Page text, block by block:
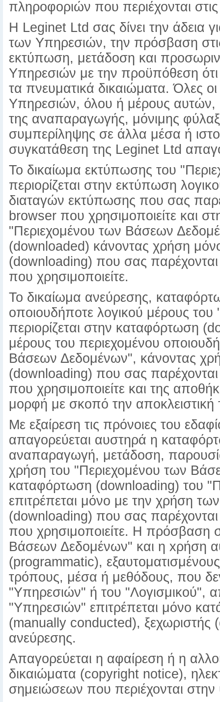
πληροφοριών που περιέχονται
Η Leginet Ltd σας δίνει την άδεια
των Υπηρεσιών, την πρόσβαση
εκτύπωση, μετάδοση και
Υπηρεσιών με την προϋπόθεση
τα πνευματικά δικαιώματα. Όλες
Υπηρεσιών, όλου ή μέρους αυτών,
της αναπαραγωγής, μόνιμης
συμπερίληψης σε άλλα μέσα ή
συγκατάθεση της Leginet Ltd
Το δικαίωμα εκτύπωσης του
περιορίζεται στην εκτύπωση
διαταγών εκτύπωσης που σας
browser που χρησιμοποιείτε και
"Περιεχομένου των Βάσεων
(downloaded) κάνοντας χρήση
(downloading) που σας
που χρησιμοποιείτε.
Το δικαίωμα ανεύρεσης,
οποιουδήποτε λογικού μέρους
περιορίζεται στην καταφόρτωση
μέρους του περιεχομένου
Βάσεων Δεδομένων", κάνοντας
(downloading) που σας
που χρησιμοποιείτε και της
μορφή με σκοπό την
Με εξαίρεση τις πρόνοιες του
απαγορεύεται αυστηρά η
αναπαραγωγή, μετάδοση,
χρήση του "Περιεχομένου των
καταφόρτωση (downloading) του
επιτρέπεται μόνο με την χρήση
(downloading) που σας
που χρησιμοποιείτε. Η πρόσβαση
Βάσεων Δεδομένων" και η xρήση
(programmatic),
τρόπους, μέσα ή μεθόδους, που
"Υπηρεσιών" ή του "Λογισμικού",
"Υπηρεσιών" επιτρέπεται μόνο
(manually conducted), ξεχωριστής
ανεύρεσης.
Απαγορεύεται η αφαίρεση ή η
δικαιώματα (copyright notice),
σημειώσεων που περιέχονται